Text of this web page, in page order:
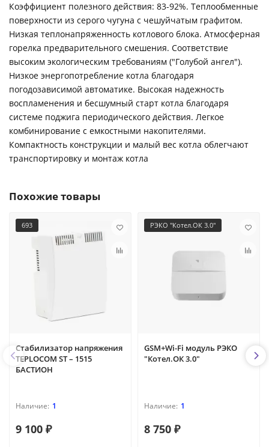
Коэффициент полезного действия: 83-92%. Теплообменные
поверхности из серого чугуна с чешуйчатым графитом.
Низкая теплонапряженность котлового блока. Атмосферная
горелка предварительного смешения. Соответствие
высоким экологическим требованиям ("Голубой ангел").
Низкое энергопотребление котла благодаря
погодозависимой автоматике. Высокая надежность
воспламенения и бесшумный старт котла благодаря
системе поджига периодического действия. Легкое
комбинирование с емкостными накопителями.
Компактность конструкции и малый вес котла облегчают
транспортировку и монтаж котла
Похожие товары
693
Стабилизатор напряжения
TEPLOCOM ST – 1515
БАСТИОН
1
9 100 ₽
РЭКО "Котел.ОК 3.0"
GSM+Wi-Fi модуль РЭКО
"Котел.ОК 3.0"
1
8 750 ₽